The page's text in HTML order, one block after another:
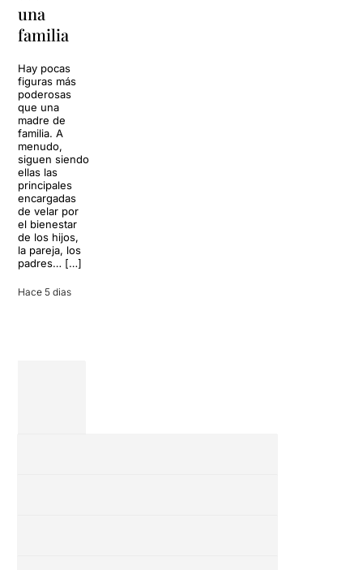
una
familia
Hay pocas
figuras más
poderosas
que una
madre de
familia. A
menudo,
siguen siendo
ellas las
principales
encargadas
de velar por
el bienestar
de los hijos,
la pareja, los
padres… […]
Hace 5 dias